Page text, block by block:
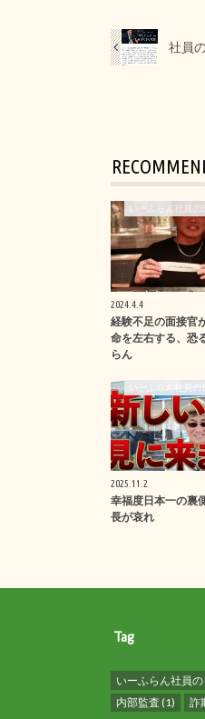
社員
2024.4.4
経験不足の面接官
命を左右する、恐
らん
いーふらん社員の
2025.11.2
幸福度日本一の
長が哀れ
Tag
いーふらん社員
内部監査 (1) 詐